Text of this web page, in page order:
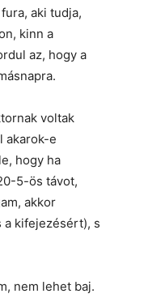
aki tudja,
kinn a
az, hogy a
voltak
akarok-e
hogy ha
5-ös távot,
akkor
a kifejezésért), s
nem lehet baj.